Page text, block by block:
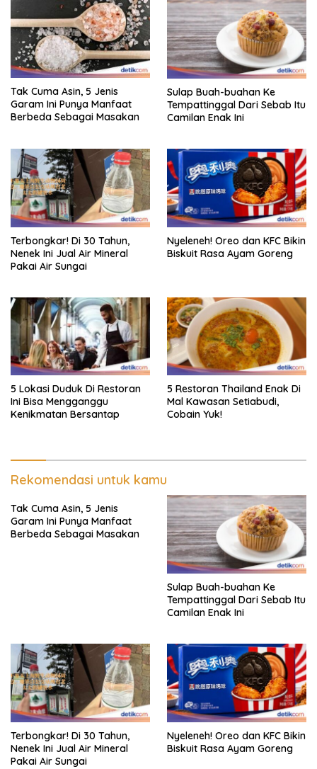
Tak Cuma Asin, 5 Jenis
Garam Ini Punya Manfaat
Berbeda Sebagai Masakan
Sulap Buah-buahan Ke
Tempattinggal Dari Sebab Itu
Camilan Enak Ini
Terbongkar! Di 30 Tahun,
Nenek Ini Jual Air Mineral
Pakai Air Sungai
Nyeleneh! Oreo dan KFC Bikin
Biskuit Rasa Ayam Goreng
5 Lokasi Duduk Di Restoran
Ini Bisa Mengganggu
Kenikmatan Bersantap
5 Restoran Thailand Enak Di
Mal Kawasan Setiabudi,
Cobain Yuk!
Rekomendasi untuk kamu
Tak Cuma Asin, 5 Jenis
Garam Ini Punya Manfaat
Berbeda Sebagai Masakan
Sulap Buah-buahan Ke
Tempattinggal Dari Sebab Itu
Camilan Enak Ini
Terbongkar! Di 30 Tahun,
Nenek Ini Jual Air Mineral
Pakai Air Sungai
Nyeleneh! Oreo dan KFC Bikin
Biskuit Rasa Ayam Goreng